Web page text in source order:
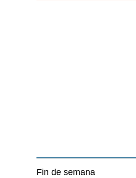
Fin de semana